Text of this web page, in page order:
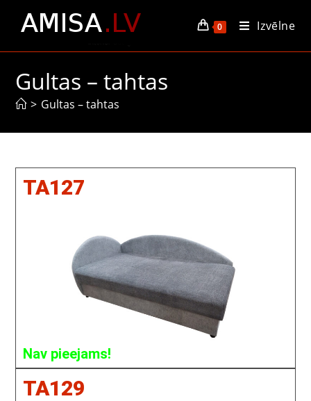
0 Izvēlne
Gultas – tahtas
> Gultas – tahtas
TA127
Nav pieejams!
TA129